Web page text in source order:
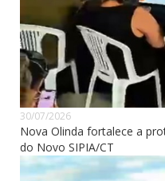
30/07/2026
Nova Olinda fortalece a
do Novo SIPIA/CT